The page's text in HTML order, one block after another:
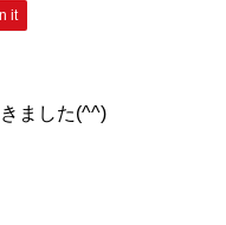
it
ました(^^)